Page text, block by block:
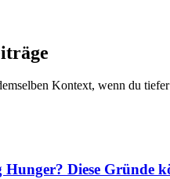
Kontext, wenn du
Hunger? Diese Gründe